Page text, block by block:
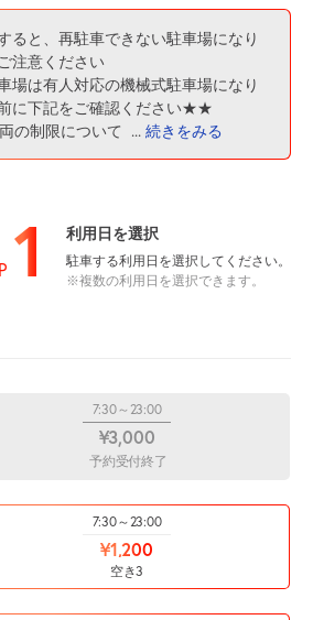
ると、再駐車できない駐車場になり
注意ください
場は有人対応の機械式駐車場になり
に下記をご確認ください★★
の制限について ... 続きをみる
1 利用日を選択
駐車する利用日を選択してください。
※複数の利用日を選択できます。
7:30～23:00
¥3,000
予約受付終了
7:30～23:00
¥1,200
空き3